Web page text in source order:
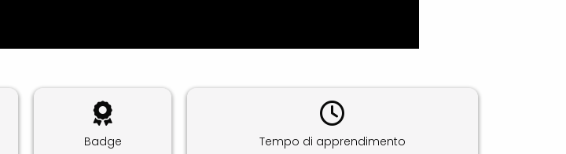
Badge Tempo di apprendimento